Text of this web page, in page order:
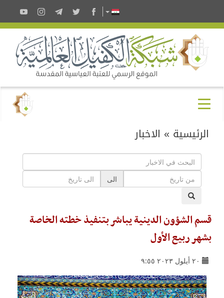
الرئيسية » الاخبار
الى
قسم الشؤون الدينية يباشر بتنفيذ خطته الخاصة
بشهر ربيع الأول
٢٠ أيلول ٢٠٢٣ ٩:٥٥